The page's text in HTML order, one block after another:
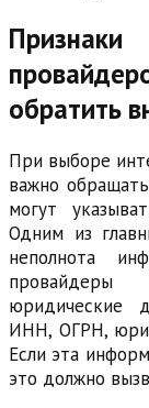
обратить
При выборе
важно
могут
Одним из
неполнота
провайдеры
юридические
ИНН, ОГРН,
Если эта
это должно